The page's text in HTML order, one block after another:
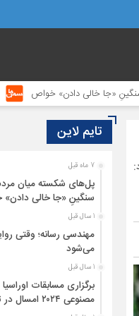
دادن» خواص مهندسی
تایم لاین
7 ماه قبل
پل‌های شکسته میان
سنگینِ «جا خالی
1 سال قبل
مهندسی رسانه؛ وقتی
می‌شود
1 سال قبل
برگزاری مسابقات
مصنوعی ۲۰۲۴ امسال در ترکیه